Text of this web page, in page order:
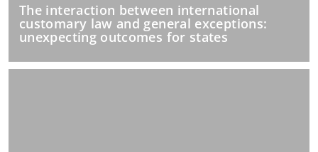
The interaction between international
customary law and general exceptions:
unexpecting outcomes for states